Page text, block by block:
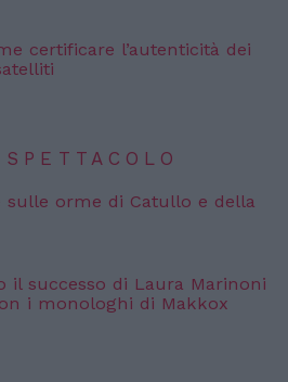
certificare l’autenticità dei
sulle orme di Catullo e della
il successo di Laura Marinoni
i monologhi di Makkox